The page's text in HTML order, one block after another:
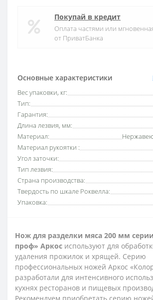
Основные характеристики
Вес упаковки, кг:
Тип:
Гарантия:
Длина лезвия, мм:
Материал:
Материал рукоятки :
Угол заточки:
Тип лезвия:
Страна производства:
Твердость по шкале Роквелла:
Упаковка:
Покупай в кредит
Оплата частями или
от ПриватБанка
Нож для разделки мяса 200 мм
проф» Аркос используют для
удаления прожилок и хрящей. Серию
профессиональных ножей Аркос
разработали для интенсивного
кухнях ресторанов и пищевых